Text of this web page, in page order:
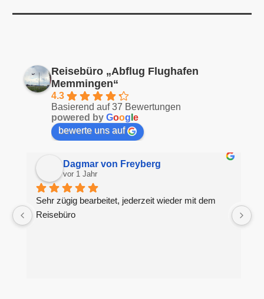
Reisebüro „Abflug Flughafen
Memmingen“
4.3
Basierend auf 37 Bewertungen
powered by Goog e
bewerte uns auf
Dagmar von Freyberg
vor 1 Jahr
Sehr zügig bearbeitet, jederzeit wieder mit dem
Reisebüro